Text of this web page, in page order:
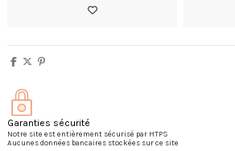
Garanties sécurité
Notre site est entièrement sécurisé par HTPS
Aucunes données bancaires stockées sur ce site